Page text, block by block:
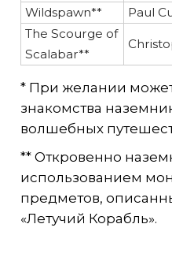
Wildspawn** Paul
The Scourge of
Scalabar**
* При желании
знакомства
волшебных
** Откровенно
использованием
предметов,
«Летучий Корабль».